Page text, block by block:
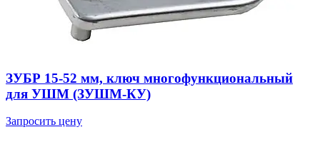
ЗУБР 15-52 мм, ключ многофункциональный
для УШМ (ЗУШМ-КУ)
Запросить цену